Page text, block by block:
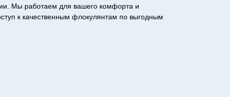
Мы работаем для вашего комфорта и
к качественным флокулянтам по выгодным